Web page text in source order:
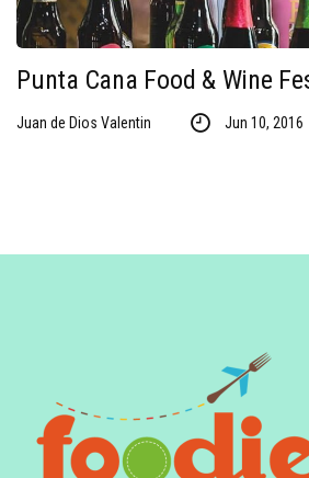
Punta Cana Food & Wine
Juan de Dios Valentin Jun 10, 2016